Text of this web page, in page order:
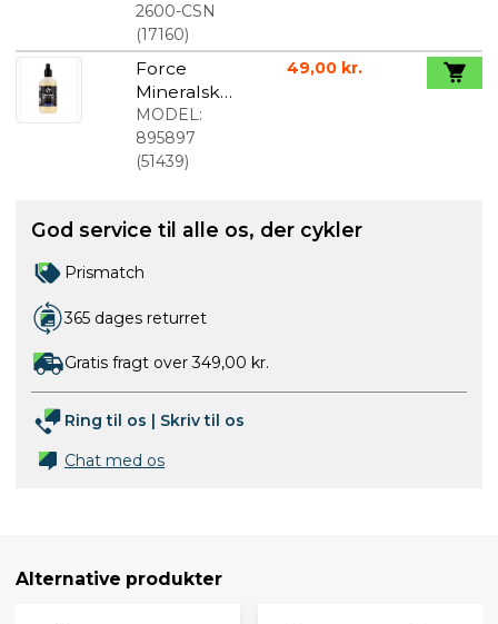
stelbeskytt
else str. M
2600-CSN
(17160)
Force
Mineralsk
Bremsevæs
ke 100 ml
MODEL:
895897
(51439)
49,00 kr.
God service til alle os, der cykler
Prismatch
365 dages returret
Gratis fragt over 349,00 kr.
Ring til os | Skriv til os
Chat med os
Alternative produkter